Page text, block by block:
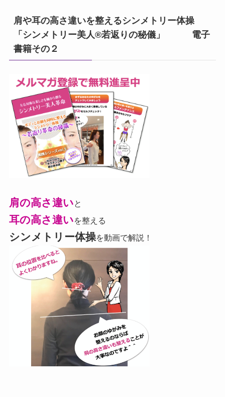
肩や耳の高さ違いを整えるシンメトリー体操
「シンメトリー美人®若返りの秘儀」 電子
書籍その２
肩の高さ違いと
耳の高さ違いを整える
シンメトリー体操を動画で解説！